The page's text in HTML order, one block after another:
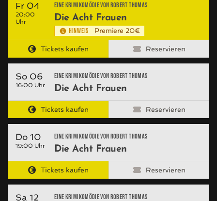
Fr 04
20:00
Uhr
Eine Krimikomödie von Robert Thomas
Die Acht Frauen
HINWEIS Premiere 20€
Tickets kaufen Reservieren
So 06
16:00 Uhr
Eine Krimikomödie von Robert Thomas
Die Acht Frauen
Tickets kaufen Reservieren
Do 10
19:00 Uhr
Eine Krimikomödie von Robert Thomas
Die Acht Frauen
Tickets kaufen Reservieren
Sa 12 Eine Krimikomödie von Robert Thomas